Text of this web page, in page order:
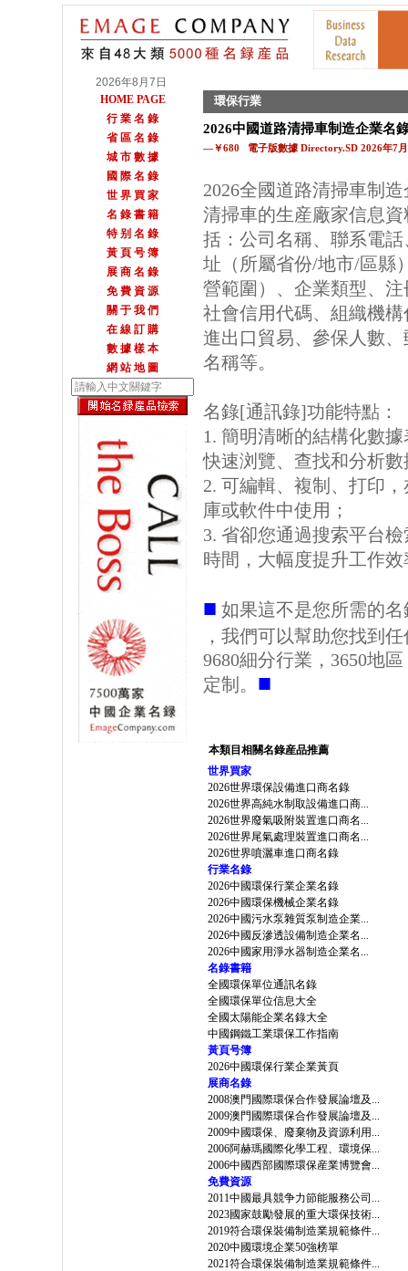
2026年8月7日
HOME PAGE
行 業 名 錄
省 區 名 錄
城 市 數 據
國 際 名 錄
世 界 買 家
名 錄 書 籍
特 别 名 錄
黃 頁 号 簿
展 商 名 錄
免 費 資 源
關 于 我 們
在 線 訂 購
數 據 樣 本
網 站 地 圖
環保行業
2026中國道路清掃車制造企業名
—￥680 電子版數據 Directory.SD 2026年7
2026全國道路清掃車制
清掃車的生産廠家信息
括：公司名稱、聯系電
址（所屬省份/地市/區縣
營範圍）、企業類型、
社會信用代碼、組織機
進出口貿易、參保人數
名稱等。
名錄[通訊錄]功能特點：
1. 簡明清晰的結構化數
快速浏覽、查找和分析數
2. 可編輯、複制、打印
庫或軟件中使用；
3. 省卻您通過搜索平台
時間，大幅度提升工作效
■ 如果這不是您所需的
，我們可以幫助您找到
9680細分行業，3650地
定制。 ■
本類目相關名錄産品推薦
世界買家
2026世界環保設備進口商名錄
2026世界高純水制取設備進口商...
2026世界廢氣吸附裝置進口商名...
2026世界尾氣處理裝置進口商名...
2026世界噴灑車進口商名錄
行業名錄
2026中國環保行業企業名錄
2026中國環保機械企業名錄
2026中國污水泵雜質泵制造企業...
2026中國反滲透設備制造企業名...
2026中國家用淨水器制造企業名...
名錄書籍
全國環保單位通訊名錄
全國環保單位信息大全
全國太陽能企業名錄大全
中國鋼鐵工業環保工作指南
黃頁号簿
2026中國環保行業企業黃頁
展商名錄
2008澳門國際環保合作發展論壇及...
2009澳門國際環保合作發展論壇及...
2009中國環保、廢棄物及資源利用...
2006阿赫瑪國際化學工程、環境保...
2006中國西部國際環保産業博覽會...
免費資源
2011中國最具競争力節能服務公司...
2023國家鼓勵發展的重大環保技術...
2019符合環保裝備制造業規範條件...
2020中國環境企業50強榜單
2021符合環保裝備制造業規範條件...